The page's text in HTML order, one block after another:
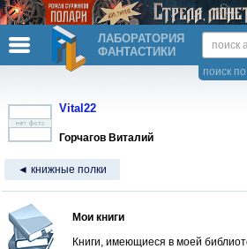
ЛАБОРАТОРИЯ
ФАНТАСТИКИ
поиск
Vital22
Горчагов Виталий
◄ книжные полки
Мои книги
Книги, имеющиеся в моей